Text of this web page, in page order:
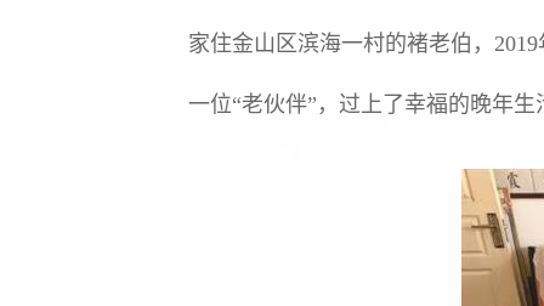
家住金山区滨海一村的褚老伯，
一位“老伙伴”，过上了幸福的晚年生